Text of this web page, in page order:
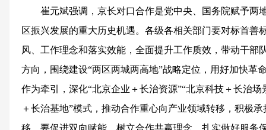
崔元斌强调，京长对口合作是党中央、国务院赋予两
区振兴发展的重大历史机遇。各级各相关部门要对标首善
风、工作理念和落实效能，全面提升工作质效，带动干部
方向，围绕建设“两区两城两高地”战略定位，用好加快革
作为牵引，深化“北京企业＋长治资源”“北京科技＋长治场
＋长治基地”模式，推动合作重心向产业领域转移，积极
移。要促进双向赋能，树立合作共赢理念，扎实做好服务